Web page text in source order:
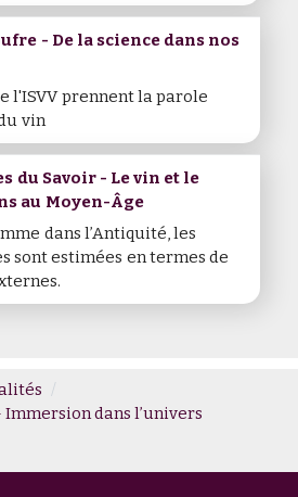
- De la science dans nos
l'ISVV prennent la parole
vin
du Savoir - Le vin et le
au Moyen-Âge
dans l’Antiquité, les
sont estimées en termes de
dans l’univers